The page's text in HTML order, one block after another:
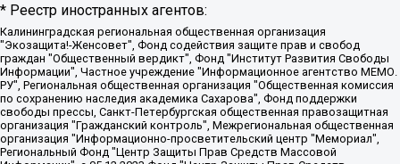
* Реестр иностранных агентов:
Калининградская региональная общественная организация "Экозащита!-Женсовет", Фонд содействия защите прав и свобод граждан "Общественный вердикт", Фонд "Институт Развития Свободы Информации", Частное учреждение "Информационное агентство МЕМО. РУ", Региональная общественная организация "Общественная комиссия по сохранению наследия академика Сахарова", Фонд поддержки свободы прессы, Санкт-Петербургская общественная правозащитная организация "Гражданский контроль", Межрегиональная общественная организация "Информационно-просветительский центр "Мемориал", Региональный Фонд "Центр Защиты Прав Средств Массовой Информации", с 05.12.2023 Фонд "Центр Защиты Прав Средств массовой информации", Региональная общественная благотворительная организация помощи беженцам и мигрантам "Гражданское содействие", Негосударственное образовательное учреждение дополнительного профессионального образования (повышение квалификации) специалистов "АКАДЕМИЯ ПО ПРАВАМ ЧЕЛОВЕКА", Свердловская региональная общественная организация "Сутяжник", Автономная некоммерческая организация "Центр независимых социологических исследований", Союз общественных объединений "Российский исследовательский центр по правам человека", Региональное общественное учреждение научно-информационный центр "МЕМОРИАЛ", Некоммерческая организация "Фонд защиты гласности", Автономная некоммерческая организация "Институт прав человека", Городская общественная организация "Екатеринбургское общество "МЕМОРИАЛ", Городская общественная организация "Рязанское историко-просветительское и правозащитное общество "Мемориал" (Рязанский Мемориал), Челябинский региональный орган общественной самодеятельности – женское общественное объединение "Женщины Евразии", Челябинский региональный орган общественной самодеятельности "Уральская правозащитная группа", Фонд содействия защите здоровья и социальной справедливости имени Андрея Рылькова, Автономная Некоммерческая Организация "Аналитический Центр Юрия Левады", Автономная некоммерческая организация социальной поддержки населения "Проект Апрель", Региональная общественная организация помощи женщинам и детям, находящимся в кризисной ситуации "Информационно-методический центр "Анна", Фонд содействия развитию массовых коммуникаций и правовому просвещению "Так-так-Так", Фонд содействия устойчивому развитию "Серебряная тайга", Свердловский региональный общественный фонд социальных проектов "Новое время", "Idel.Реалии", Кавказ.Реалии, Крым.Реалии, Телеканал Настоящее Время, Татаро-башкирская служба Радио Свобода (Azatliq Radiosi), Радио Свободная Европа/Радио Свобода (PCE/PC), "Сибирь.Реалии", "Фактограф", Благотворительный фонд помощи осужденным и их семьям, Автономная некоммерческая организация "Институт глобализации и социальных движений", Фонд "В защиту прав заключенных", Частное учреждение "Центр поддержки и содействия развитию средств массовой информации", Пензенский региональный общественный благотворительный фонд "Гражданский союз", "Север.Реалии", Некоммерческая организация Фонд "Правовая инициатива", Общество с ограниченной ответственностью "Радио Свободная Европа/Радио Свобода", Чешское информационное агентство "MEDIUM-ORIENT", Красноярская региональная общественная организация "Мы против СПИДа", Камалягин Денис Николаевич, Маркелов Сергей Евгеньевич, Пономарев Лев Александрович, Савицкая Людмила Алексеевна, Автономная некоммерческая организация "Центр по работе с проблемой насилия "НАСИЛИЮ.НЕТ", Межрегиональный профессиональный союз работников здравоохранения "Альянс врачей", Юридическое лицо, зарегистрированное в Латвийской Республике, SIA "Medusa Project" (регистрационный номер 40103797863, дата регистрации 10.06.2014), Некоммерческая организация "Фонд по борьбе с коррупцией", Автономная некоммерческая организация "Институт права и публичной политики", Баданин Роман Сергеевич, Гликин Максим Александрович, Железнова Мария Михайловна, Лукьянова Юлия Сергеевна, Маетная Елизавета Витальевна, Маняхин Петр Борисович, Чуракова Ольга Владимировна, Ярош Юлия Петровна, Юридическое лицо "The Insider SIA", зарегистрированное в Риге, Латвийская Республика (дата регистрации 26.06.2015), являющееся администратором доменного имени интернет-издания "The Insider SIA", https://theins.ru, Постернак Алексей Евгеньевич, Рубин Михаил Аркадьевич, Анин Роман Александрович, Юридическое лицо Istories fonds, зарегистрированное в Латвийской Республике (регистрационный номер 50008295751, дата регистрации 24.02.2020), Великовский Дмитрий Александрович, Долинина Ирина Николаевна, Мароховская Алеся Алексеевна, Шлейнов Роман Юрьевич, Шмагун Олеся Валентиновна, Общество с ограниченной ответственностью "Альтаир 2021", Общество с ограниченной ответственностью "Вега 2021", Общество с ограниченной ответственностью "Главный редактор 2021", Общество с ограниченной ответственностью "Ромашки монолит", Важенков Артем Валерьевич, Ивановская областная общественная организация "Центр гендерных исследований", Гурман Юрий Альбертович, Медиапроект "ОВД-Инфо", Егоров Владимир Владимирович, Жилинский Владимир Александрович, Общество с ограниченной ответственностью "ЗП", Иванова София Юрьевна, Карезина Инна Павловна, Кильтау Екатерина Викторовна, Петров Алексей Викторович, Пискунов Сергей Евгеньевич, Смирнов Сергей Сергеевич, Тихонов Михаил Сергеевич, Общество с ограниченной ответственностью "ЖУРНАЛИСТ-ИНОСТРАННЫЙ АГЕНТ", Арапова Галина Юрьевна, Вольтская Татьяна Анатольевна, Американская компания "Mason G.E.S. Anonymous Foundation" (США), являющаяся владельцем интернет-издания https://mnews.world/, Компания "Stichting Bellingcat", зарегистрированная в Нидерландах (дата регистрации 11.07.2018), Захаров Андрей Вячеславович, Клепиковская Екатерина Дмитриевна, Общество с ограниченной ответственностью "МЕМО", Перл Роман Александрович, Симонов Евгений Алексеевич, Соловьева Елена Анатольевна, Сотников Даниил Владимирович, Сурначева Елизавета Дмитриевна, Автономная некоммерческая организация по защите прав человека и информированию населения "Якутия – Наше Мнение", Общество с ограниченной ответственностью "Москоу диджитал медиа", с 26.01.2023 Общество с ограниченной ответственностью "Чайка Белые сады", Ветошкина Валерия Валерьевна, Заговора Максим Александрович, Межрегиональное общественное движение "Российская ЛГБТ - сеть", Оленичев Максим Владимирович, Павлов Иван Юрьевич, Скворцова Елена Сергеевна, Общество с ограниченной ответственностью "Как бы инагент", Кочетков Игорь Викторович, Общество с ограниченной ответственностью "Честные выборы", Еланчик Олег Александрович, Общество с ограниченной ответственностью "Нобелевский призыв", Гималова Регина Эмилевна, Григорьев Андрей Валерьевич, Григорьева Алина Александровна, Ассоциация по содействию защите прав призывников, альтернативнослужащих и военнослужащих "Правозащитная группа "Гражданин.Армия.Право", Хисамова Регина Фаритовна, Автономная некоммерческая организация по реализации социально-правовых программ "Лилит", Дальневосточное общественное движение "Маяк", Санкт-Петербургская ЛГБТ-инициативная группа "Выход", Инициативная группа ЛГБТ+ "Реверс", Алексеев Андрей Викторович, Бекбулатова Таисия Львовна, Беляев Иван Михайлович, Владыкина Елена Сергеевна, Гельман Марат Александрович, Никульшина Вероника Юрьевна, Толоконникова Надежда Андреевна, Шендерович Виктор Анатольевич, Общество с ограниченной ответственностью "Данное сообщение", Общество с ограниченной ответственностью Издательский дом "Новая глава", Айнбиндер Александра Александровна, Московский комьюнити-центр для ЛГБТ+инициатив, Благотворительный фонд развития филантропии, Deutsche Welle (Германия, Kurt-Schumacher-Strasse 3, 53113 Bonn), Борзунова Мария Михайловна, Воробьев Виктор Викторович, Голубева Анна Львовна, Константинова Алла Михайловна, Малкова Ирина Владимировна, Мурадов Мурад Абдулгалимович, Осетинская Елизавета Николаевна, Понасенков Евгений Николаевич, Ганапольский Матвей Юрьевич, Киселев Евгений Алексеевич, Борухович Ирина Григорьевна, Дремин Иван Тимофеевич, Дубровский Дмитрий Викторович, Красноярская региональная общественная организация поддержки и развития альтернативных образовательных технологий и межкультурных коммуникаций "ИНТЕРРА", Маяковская Екатерина Алексеевна, Фейгин Марк Захарович, Филимонов Андрей Викторович, Дзугкоева Регина Николаевна, Доброхотов Роман Александрович, Дудь Юрий Александрович, Елкин Сергей Владимирович, Кругликов Кирилл Игоревич, Сабунаева Мария Леонидовна, Семенов Алексей Владимирович, Шаинян Карен Багратович, Шульман Екатерина Михайловна, Асафьев Артур Валерьевич, Вахштайн Виктор Семенович, Венедиктов Алексей Алексеевич, Лушникова Екатерина Евгеньевна, Волков Леонид Михайлович, Невзоров Александр Глебович, Пархоменко Сергей Борисович, Сироткин Ярослав Николаевич, Кара-Мурза Владимир Владимирович, Баранова Наталья Владимировна, Гозман Леонид Яковлевич, Кагарлицкий Борис Юльевич, Климарев Михаил Валерьевич, Милов Владимир Станиславович, Автономная некоммерческая организация Краснодарский центр современного искусства "Типография", Моргенштерн Алишер Тагирович, Соболь Любовь Эдуардовна, Общество с ограниченной ответственностью "ЛИЗА НОРМ", Каспаров Гарри Кимович, Ходорковский Михаил Борисович, Общество с ограниченной ответственностью "Апрельские тезисы", Данилович Ирина Брониславовна, Кашин Олег Владимирович, Петров Николай Владимирович, Пивоваров Алексей Владимирович, Соколов Михаил Владимирович, Цветкова Юлия Владимировна, Чичваркин Евгений Александрович, Комитет против пыток/Команда против пыток, Общество с ограниченной ответственностью "Первый научный", Общество с ограниченной ответственностью "Вертолет и ко", Белоцерковская Вероника Борисовна, Кац Максим Евгеньевич, Лазарева Татьяна Юрьевна, Шаведдинов Руслан Табризович, Яшин Илья Валерьевич, Общество с ограниченной ответственностью "Иноагент ААВ", Алешковский Дмитрий Петрович, Альбац Евгения Марковна, Быков Дмитрий Львович, Галямина Юлия Евгеньевна, Лойко Сергей Леонидович, Мартынов Кирилл Константинович, Медведев Сергей Александрович, Крашенинников Федор Геннадиевич, Гордеева Катерина Вл